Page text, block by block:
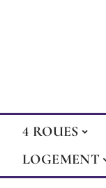
4 ROUES
LOGEMENT